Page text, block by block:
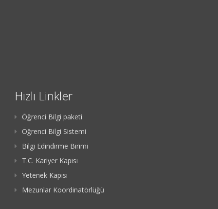
Hızlı Linkler
Öğrenci Bilgi paketi
Öğrenci Bilgi Sistemi
Bilgi Edindirme Birimi
T.C. Kariyer Kapısı
Yetenek Kapısı
Mezunlar Koordinatörlüğü